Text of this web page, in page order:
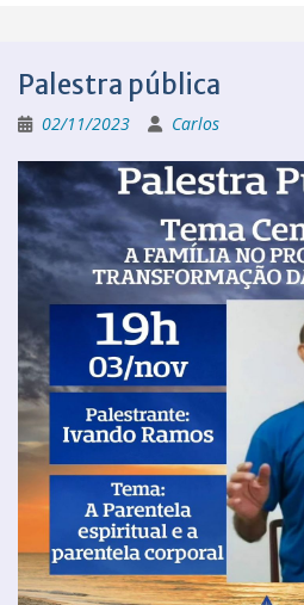
Palestra pública
02/11/2023 Carlos